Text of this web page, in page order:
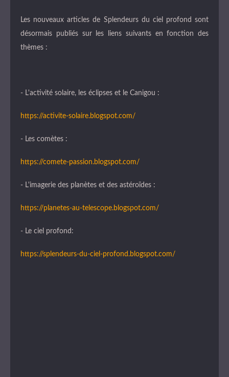
Les nouveaux articles de Splendeurs du ciel profond sont
désormais publiés sur les liens suivants en fonction des
thèmes :
- L'activité solaire, les éclipses et le Canigou :
https://activite-solaire.blogspot.com/
- Les comètes :
https://comete-passion.blogspot.com/
- L'imagerie des planètes et des astéroïdes :
https://planetes-au-telescope.blogspot.com/
- Le ciel profond:
https://splendeurs-du-ciel-profond.blogspot.com/